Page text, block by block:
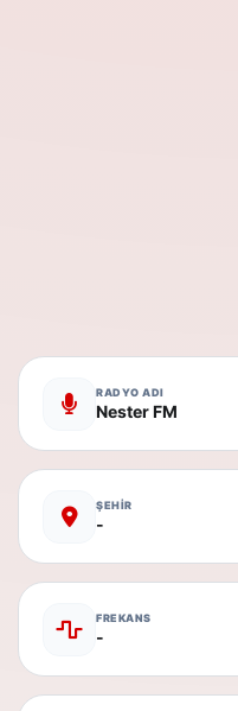
RADYO ADI
Nester FM
ŞEHİR
-
FREKANS
-